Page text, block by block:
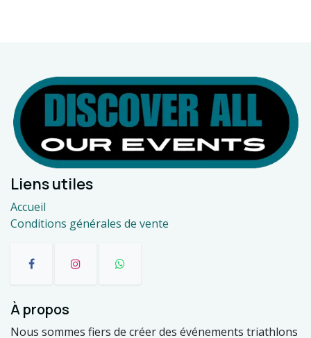
Liens utiles
Accueil
Conditions générales de vente
À propos
Nous sommes fiers de créer des événements triathlons